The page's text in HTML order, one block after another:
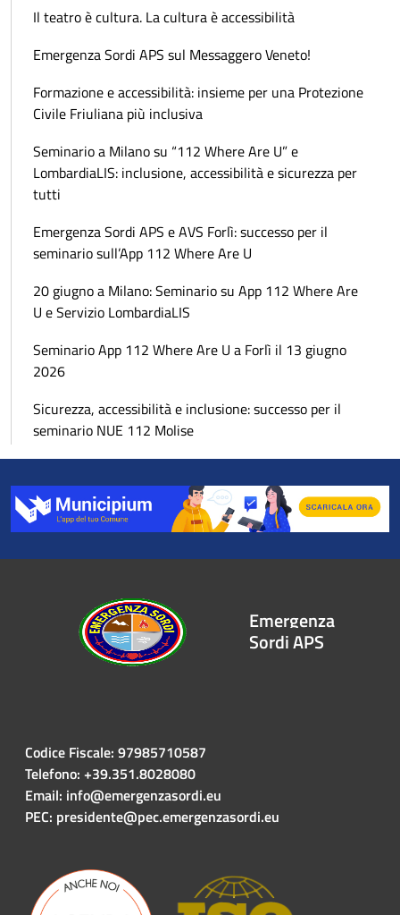
Il teatro è cultura. La cultura è accessibilità
Emergenza Sordi APS sul Messaggero Veneto!
Formazione e accessibilità: insieme per una Protezione
Civile Friuliana più inclusiva
Seminario a Milano su “112 Where Are U” e
LombardiaLIS: inclusione, accessibilità e sicurezza per
tutti
Emergenza Sordi APS e AVS Forlì: successo per il
seminario sull’App 112 Where Are U
20 giugno a Milano: Seminario su App 112 Where Are
U e Servizio LombardiaLIS
Seminario App 112 Where Are U a Forlì il 13 giugno
2026
Sicurezza, accessibilità e inclusione: successo per il
seminario NUE 112 Molise
Emergenza
Sordi APS
Codice Fiscale: 97985710587
Telefono: +39.351.8028080
Email: info@emergenzasordi.eu
PEC: presidente@pec.emergenzasordi.eu